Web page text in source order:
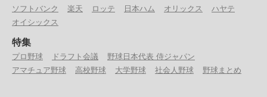
ソフトバンク
楽天 ロッテ 日本ハム オリックス
ハヤテ
オイシックス
特集
プロ野球 ドラフト会議
野球日本代表 侍ジャパン
アマチュア野球
高校野球 大学野球 社会人野球 野球まとめ